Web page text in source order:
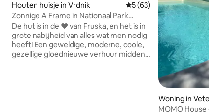
Houten huisje in Vrdnik Gemiddelde beoordeling
5 (63)
Zonnige A Frame in Nationaal Park
Fruska Gora
De hut is in de ❤️ van Fruska, en het is in
grote nabijheid van alles wat men nodig
heeft! Een geweldige, moderne, coole,
gezellige gloednieuwe verhuur midden
Woning in
MOMO House -